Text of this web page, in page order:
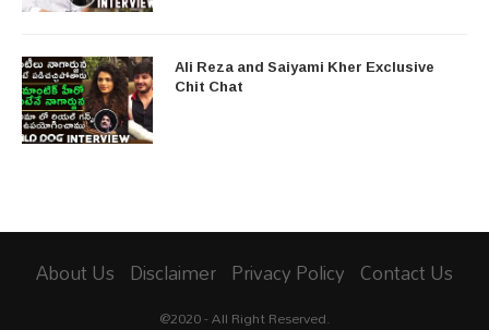
Ali Reza and Saiyami Kher Exclusive
Chit Chat
About Us Disclaimer Privacy Policy Contact Us
@2020 - All Right Reserved.